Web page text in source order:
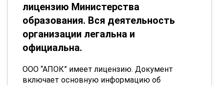
лицензию Министерства
образования. Вся деятельность
организации легальна и
официальна.
ООО “АПОК” имеет лицензию. Документ
включает основную информацию об